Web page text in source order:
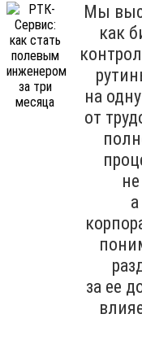
Мы
как
на
от
за ее